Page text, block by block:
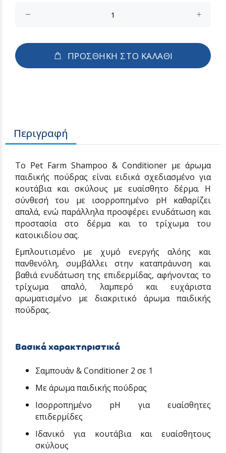
ΠΡΟΣΘΗΚΗ ΣΤΟ ΚΑΛΑΘΙ
Περιγραφή
Το Pet Farm Shampoo & Conditioner με άρωμα
παιδικής πούδρας είναι ειδικά σχεδιασμένο για
κουτάβια και σκύλους με ευαίσθητο δέρμα. Η
σύνθεσή του με ισορροπημένο pH καθαρίζει
απαλά, ενώ παράλληλα προσφέρει ενυδάτωση και
προστασία στο δέρμα και το τρίχωμα του
κατοικιδίου σας.
Εμπλουτισμένο με χυμό ενεργής αλόης και
πανθενόλη, συμβάλλει στην καταπράυνση και
βαθιά ενυδάτωση της επιδερμίδας, αφήνοντας το
τρίχωμα απαλό, λαμπερό και ευχάριστα
αρωματισμένο με διακριτικό άρωμα παιδικής
πούδρας.
Βασικά χαρακτηριστικά
Σαμπουάν & Conditioner 2 σε 1
Με άρωμα παιδικής πούδρας
Ισορροπημένο pH για ευαίσθητες
επιδερμίδες
Ιδανικό για κουτάβια και ευαίσθητους
σκύλους